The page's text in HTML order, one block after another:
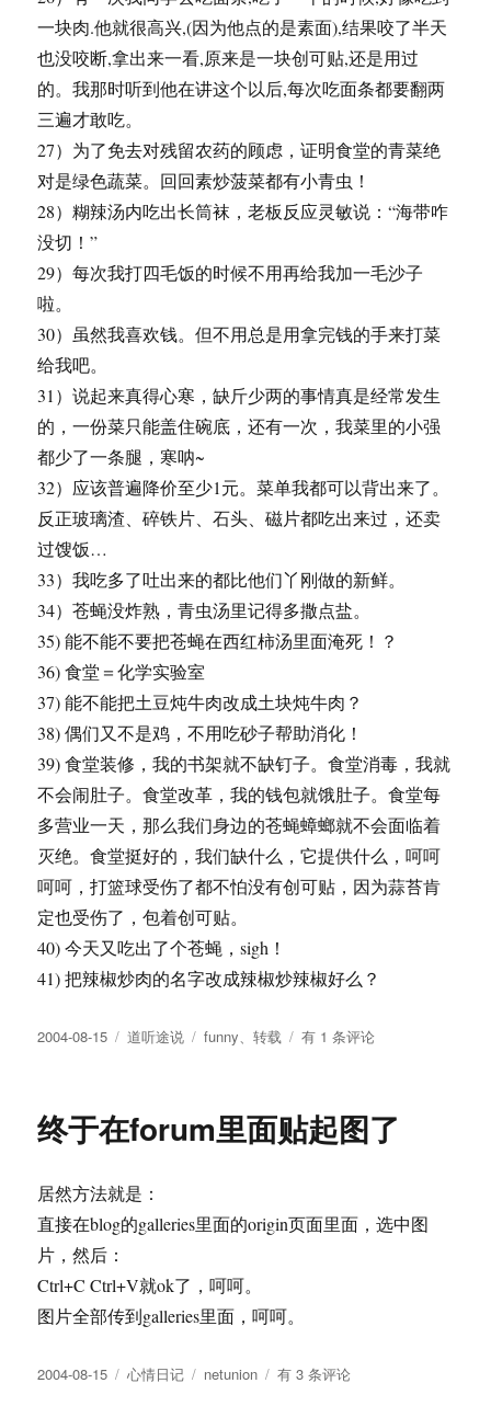
一块肉.他就很高兴,(因为他点的是素面),结果咬了半天
也没咬断,拿出来一看,原来是一块创可贴,还是用过
的。我那时听到他在讲这个以后,每次吃面条都要翻两
三遍才敢吃。
27）为了免去对残留农药的顾虑，证明食堂的青菜绝
对是绿色蔬菜。回回素炒菠菜都有小青虫！
28）糊辣汤内吃出长筒袜，老板反应灵敏说：“海带咋
没切！”
29）每次我打四毛饭的时候不用再给我加一毛沙子
啦。
30）虽然我喜欢钱。但不用总是用拿完钱的手来打菜
给我吧。
31）说起来真得心寒，缺斤少两的事情真是经常发生
的，一份菜只能盖住碗底，还有一次，我菜里的小强
都少了一条腿，寒呐~
32）应该普遍降价至少1元。菜单我都可以背出来了。
反正玻璃渣、碎铁片、石头、磁片都吃出来过，还卖
过馊饭…
33）我吃多了吐出来的都比他们丫刚做的新鲜。
34）苍蝇没炸熟，青虫汤里记得多撒点盐。
35) 能不能不要把苍蝇在西红柿汤里面淹死！？
36) 食堂＝化学实验室
37) 能不能把土豆炖牛肉改成土块炖牛肉？
38) 偶们又不是鸡，不用吃砂子帮助消化！
39) 食堂装修，我的书架就不缺钉子。食堂消毒，我就
不会闹肚子。食堂改革，我的钱包就饿肚子。食堂每
多营业一天，那么我们身边的苍蝇蟑螂就不会面临着
灭绝。食堂挺好的，我们缺什么，它提供什么，呵呵
呵呵，打篮球受伤了都不怕没有创可贴，因为蒜苔肯
定也受伤了，包着创可贴。
40) 今天又吃出了个苍蝇，sigh！
41) 把辣椒炒肉的名字改成辣椒炒辣椒好么？
发
2004-08-15
分
道听途说
标
funny、转载
大
留
言
有 1 条评论
终于在forum里面贴起图了
居然方法就是：
直接在blog的galleries里面的origin页面里面，选中图
片，然后：
Ctrl+C Ctrl+V就ok了，呵呵。
图片全部传到galleries里面，呵呵。
发
2004-08-15
分
心情日记
标
netunion
终
有 3 条评论